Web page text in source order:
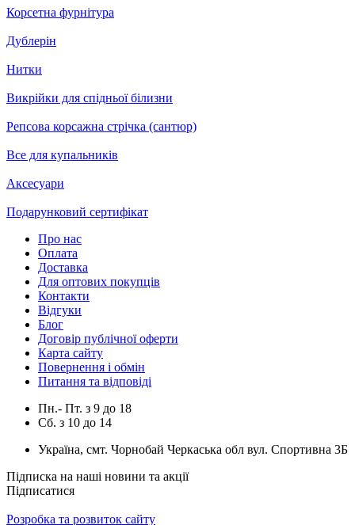
Корсетна фурнітура
Дублерін
Нитки
Викрійки для спідньої білизни
Репсова корсажна стрічка (сантюр)
Все для купальників
Аксесуари
Подарунковий сертифікат
Про нас
Оплата
Доставка
Для оптових покупців
Контакти
Відгуки
Блог
Договір публічної оферти
Карта сайту
Повернення і обмін
Питання та відповіді
Пн.- Пт. з 9 до 18
Сб. з 10 до 14
Україна, смт. Чорнобай Черкаська обл вул. Спортивна 3Б
Підписка на наші новини та акції
Підписатися
Розробка та розвиток сайту